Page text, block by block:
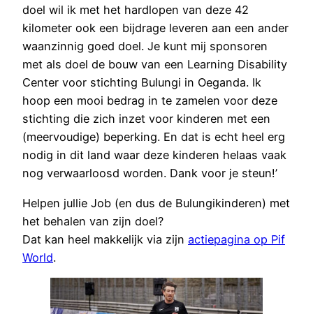
doel wil ik met het hardlopen van deze 42
kilometer ook een bijdrage leveren aan een ander
waanzinnig goed doel. Je kunt mij sponsoren
met als doel de bouw van een Learning Disability
Center voor stichting Bulungi in Oeganda. Ik
hoop een mooi bedrag in te zamelen voor deze
stichting die zich inzet voor kinderen met een
(meervoudige) beperking. En dat is echt heel erg
nodig in dit land waar deze kinderen helaas vaak
nog verwaarloosd worden. Dank voor je steun!’
Helpen jullie Job (en dus de Bulungikinderen) met
het behalen van zijn doel?
Dat kan heel makkelijk via zijn actiepagina op Pif
World.